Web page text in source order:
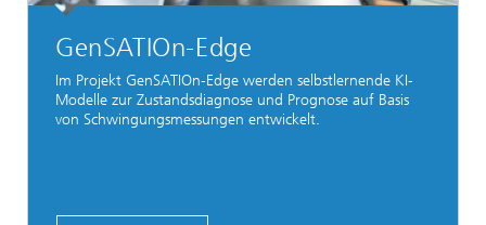
GenSATIOn-Edge
Im Projekt GenSATIOn-Edge werden selbstlernende KI-
Modelle zur Zustandsdiagnose und Prognose auf Basis
von Schwingungsmessungen entwickelt.